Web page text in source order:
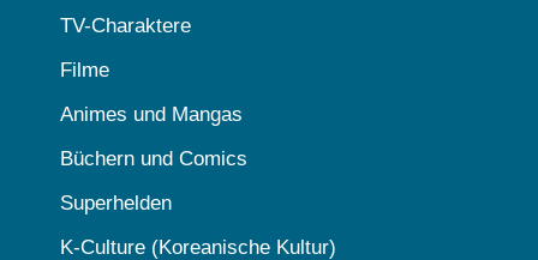
TV-Charaktere
Filme
Animes und Mangas
Büchern und Comics
Superhelden
K-Culture (Koreanische Kultur)